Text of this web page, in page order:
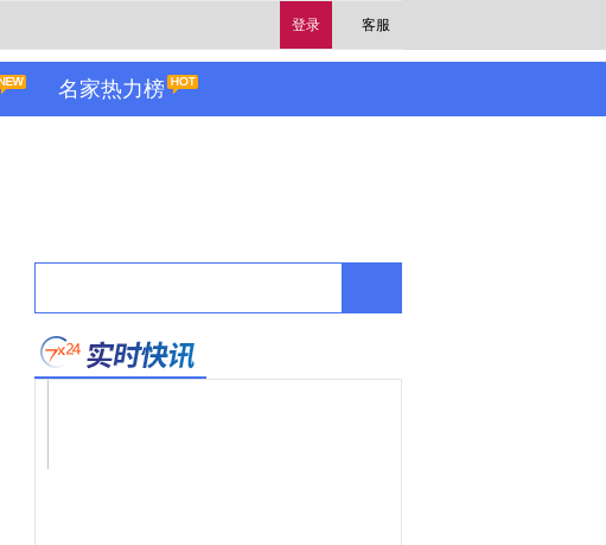
登录 客服
名家热力榜